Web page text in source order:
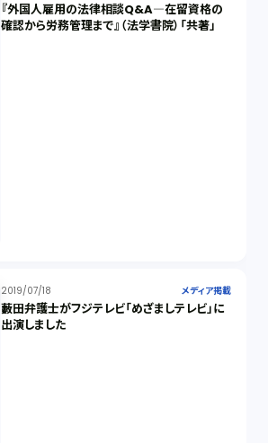
『外国人雇用の法律相談Q&A―在留資格の
確認から労務管理まで』（法学書院）「共著」
2019/07/18 メディア掲載
藪田弁護士がフジテレビ「めざましテレビ」に
出演しました